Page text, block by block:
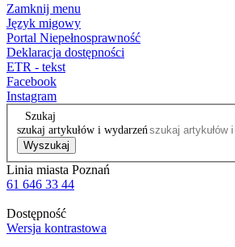
Zamknij menu
Język migowy
Portal Niepełnosprawność
Deklaracja dostępności
ETR - tekst
Facebook
Instagram
Szukaj
szukaj artykułów i wydarzeń
Wyszukaj
Linia miasta Poznań
61 646 33 44
Dostępność
Wersja kontrastowa